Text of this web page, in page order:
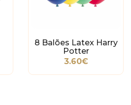
8 Balões Latex Harry
Potter
3.60€